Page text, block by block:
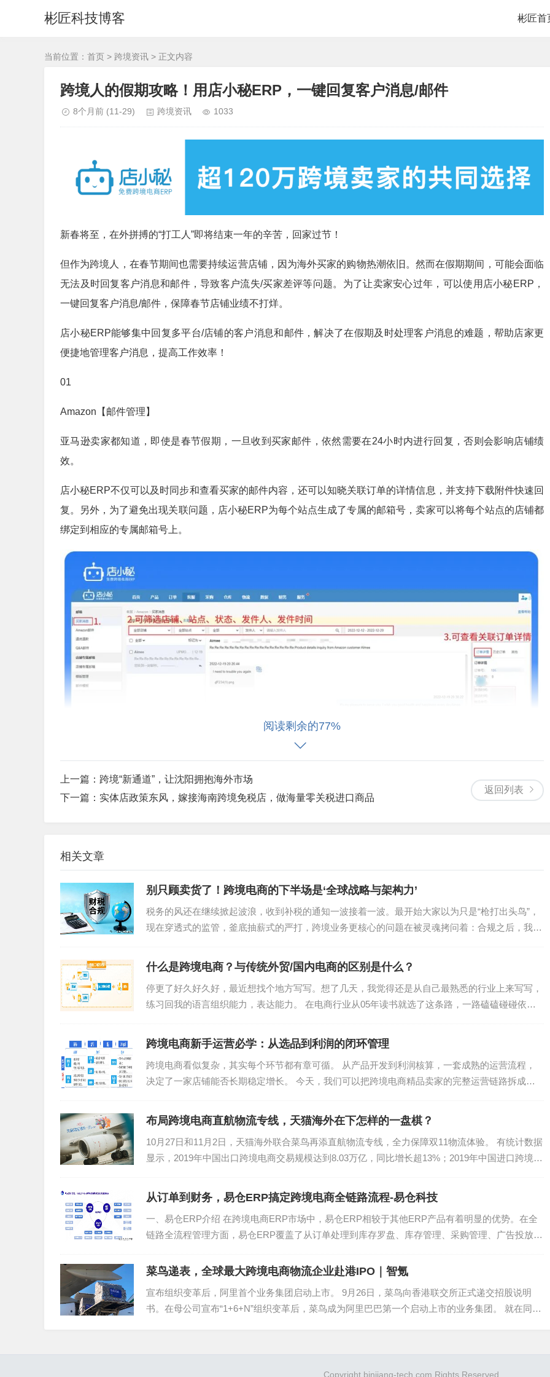
彬匠科技博客 彬匠首
当前位置： 首页 > 跨境资讯 > 正文内容
跨境人的假期攻略！用店小秘ERP，一键回复客户消息/邮件
8个月前 (11-29) 跨境资讯 1033
新春将至，在外拼搏的“打工人”即将结束一年的辛苦，回家过节！
但作为跨境人，在春节期间也需要持续运营店铺，因为海外买家的购物热潮依旧。然而在假期期间，可能会面临
无法及时回复客户消息和邮件，导致客户流失/买家差评等问题。为了让卖家安心过年，可以使用店小秘ERP，
一键回复客户消息/邮件，保障春节店铺业绩不打烊。
店小秘ERP能够集中回复多平台/店铺的客户消息和邮件，解决了在假期及时处理客户消息的难题，帮助店家更
便捷地管理客户消息，提高工作效率！
01
Amazon【邮件管理】
亚马逊卖家都知道，即使是春节假期，一旦收到买家邮件，依然需要在24小时内进行回复，否则会影响店铺绩
效。
店小秘ERP不仅可以及时同步和查看买家的邮件内容，还可以知晓关联订单的详情信息，并支持下载附件快速回
复。另外，为了避免出现关联问题，店小秘ERP为每个站点生成了专属的邮箱号，卖家可以将每个站点的店铺都
绑定到相应的专属邮箱号上。
Ozon【消息管理】
Ozon消息管理功能，可以实现买家消息、客户消息和ozon通知的即时同步，卖家能在店小秘ERP统一处理多店
铺消息，并支持会话式处理和使用邮件模板进行回复。这样，卖家无需在不同平台和店铺之间来回切换，操作更
加便捷高效。同时，买家消息可以显示关联订单信息、下载附件，还能一键翻译俄文内容。
Shopify【邮件管理】
支持Shopify卖家在店小秘ERP绑定授权企业邮箱，以便能够快捷同步并处理邮件信息。回复邮件时，支持上传
阅读剩余的77%
返回列表
上一篇： 跨境“新通道”，让沈阳拥抱海外市场
下一篇： 实体店政策东风，嫁接海南跨境免税店，做海量零关税进口商品
相关文章
别只顾卖货了！跨境电商的下半场是‘全球战略与架构力’
税务的风还在继续掀起波浪，收到补税的通知一波接着一波。最开始大家以为只是“枪打出头鸟”，
现在穿透式的监管，釜底抽薪式的严打，跨境业务更核心的问题在被灵魂拷问着：合规之后，我们
什么是跨境电商？与传统外贸/国内电商的区别是什么？
停更了好久好久好，最近想找个地方写写。想了几天，我觉得还是从自己最熟悉的行业上来写写，
练习回我的语言组织能力，表达能力。 在电商行业从05年读书就选了这条路，一路磕磕碰碰依然
跨境电商新手运营必学：从选品到利润的闭环管理
跨境电商看似复杂，其实每个环节都有章可循。 从产品开发到利润核算，一套成熟的运营流程，
决定了一家店铺能否长期稳定增长。 今天，我们可以把跨境电商精品卖家的完整运营链路拆成七
布局跨境电商直航物流专线，天猫海外在下怎样的一盘棋？
10月27日和11月2日，天猫海外联合菜鸟再添直航物流专线，全力保障双11物流体验。 有统计数据
显示，2019年中国出口跨境电商交易规模达到8.03万亿，同比增长超13%；2019年中国进口跨境电
从订单到财务，易仓ERP搞定跨境电商全链路流程-易仓科技
一、易仓ERP介绍 在跨境电商ERP市场中，易仓ERP相较于其他ERP产品有着明显的优势。在全
链路全流程管理方面，易仓ERP覆盖了从订单处理到库存罗盘、库存管理、采购管理、广告投放、
菜鸟递表，全球最大跨境电商物流企业赴港IPO｜智氪
宣布组织变革后，阿里首个业务集团启动上市。 9月26日，菜鸟向香港联交所正式递交招股说明
书。在母公司宣布“1+6+N”组织变革后，菜鸟成为阿里巴巴第一个启动上市的业务集团。 就在同一
Copyright binjiang-tech.com Rights Reserved.